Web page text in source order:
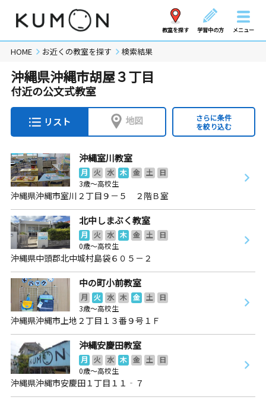
教室を探す 学習中の方 メニュー
HOME お近くの教室を探す 検索結果
沖縄県沖縄市胡屋３丁目
付近の公文式教室
リスト 地図
さらに条件
を絞り込む
沖縄室川教室
月 火 水 木 金 土
日
3歳～高校生
沖縄県沖縄市室川２丁目９－５ ２階Ｂ室
北中しまぶく教室
月 火 水 木 金 土
日
0歳～高校生
沖縄県中頭郡北中城村島袋６０５－２
中の町小前教室
月 火 水 木 金 土
日
3歳～高校生
沖縄県沖縄市上地２丁目１３番９号１Ｆ
沖縄安慶田教室
月 火 水 木 金 土
日
0歳～高校生
沖縄県沖縄市安慶田１丁目１１‐７